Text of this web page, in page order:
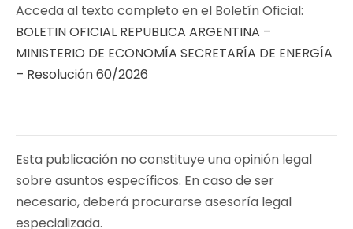
Acceda al texto completo en el Boletín Oficial:
BOLETIN OFICIAL REPUBLICA ARGENTINA –
MINISTERIO DE ECONOMÍA SECRETARÍA DE ENERGÍA
– Resolución 60/2026
Esta publicación no constituye una opinión legal
sobre asuntos específicos. En caso de ser
necesario, deberá procurarse asesoría legal
especializada.